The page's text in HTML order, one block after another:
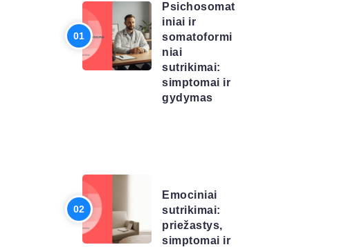
Psichosomat
iniai ir
somatoformi
niai
sutrikimai:
simptomai ir
gydymas
Emociniai
sutrikimai:
priežastys,
simptomai ir